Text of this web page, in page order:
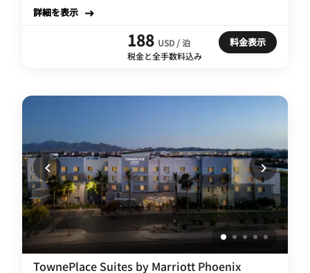
詳細を表示
188 USD / 泊
税金と全手数料込み
料金表示
TownePlace Suites by Marriott Phoenix